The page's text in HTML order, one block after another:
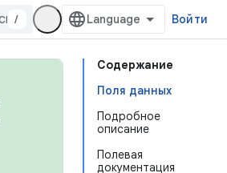
/ Войти
Содержание
Поля данных
Подробное
описание
Полевая
документация